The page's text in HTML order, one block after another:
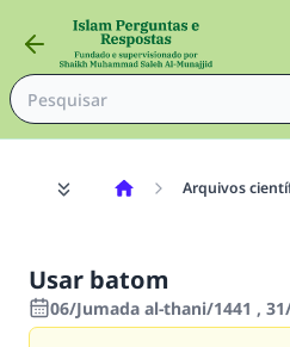
Arquivos
Usar batom
06/Jumada al-thani/1441 ,